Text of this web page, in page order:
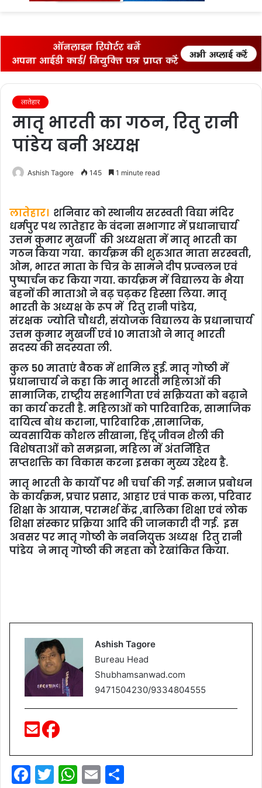
लातेहार
मातृ भारती का गठन, रितु रानी
पांडेय बनी अध्यक्ष
Ashish Tagore 145 1 minute read
लातेहार। शनिवार को स्थानीय सरस्वती विद्या मंदिर
धर्मपुर पथ लातेहार के वंदना सभागार में प्रधानाचार्य
उत्तम कुमार मुखर्जी की अध्यक्षता में मातृ भारती का
गठन किया गया. कार्यक्रम की शुरुआत माता सरस्वती,
ओम, भारत माता के चित्र के सामने दीप प्रज्वलन एवं
पुष्पार्चन कर किया गया. कार्यक्रम में विद्यालय के भैया
बहनों की माताओ ने बढ़ चढ़कर हिस्सा लिया. मातृ
भारती के अध्यक्ष के रूप में रितु रानी पांडेय,
संरक्षक ज्योति चौधरी, संयोजक विद्यालय के प्रधानाचार्य
उत्तम कुमार मुखर्जी एवं 10 माताओ ने मातृ भारती
सदस्य की सदस्यता ली.
कुल 50 माताएं बैठक में शामिल हुई. मातृ गोष्ठी में
प्रधानाचार्य ने कहा कि मातृ भारती महिलाओं की
सामाजिक, राष्ट्रीय सहभागिता एवं सक्रियता को बढ़ाने
का कार्य करती है. महिलाओं को पारिवारिक, सामाजिक
दायित्व बोध कराना, पारिवारिक ,सामाजिक,
व्यवसायिक कौशल सीखाना, हिंदू जीवन शैली की
विशेषताओं को समझना, महिला में अंतर्निहित
सप्तशक्ति का विकास करना इसका मुख्य उद्देश्य है.
मातृ भारती के कार्यों पर भी चर्चा की गई. समाज प्रबोधन
के कार्यक्रम, प्रचार प्रसार, आहार एवं पाक कला, परिवार
शिक्षा के आयाम, परामर्श केंद्र ,बालिका शिक्षा एवं लोक
शिक्षा संस्कार प्रक्रिया आदि की जानकारी दी गई. इस
अवसर पर मातृ गोष्ठी के नवनियुक्त अध्यक्ष रितु रानी
पांडेय ने मातृ गोष्ठी की महता को रेखांकित किया.
Ashish Tagore
Bureau Head
Shubhamsanwad.com
9471504230/9334804555
F
T
W E